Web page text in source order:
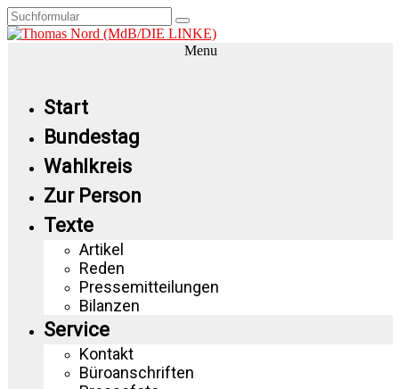
Menu
Start
Bundestag
Wahlkreis
Zur Person
Texte
Artikel
Reden
Pressemitteilungen
Bilanzen
Service
Kontakt
Büroanschriften